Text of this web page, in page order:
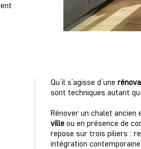
Qu’il s’agisse d’une
sont techniques autant
Rénover un chalet ancien
ville ou en présence de
repose sur trois piliers :
intégration